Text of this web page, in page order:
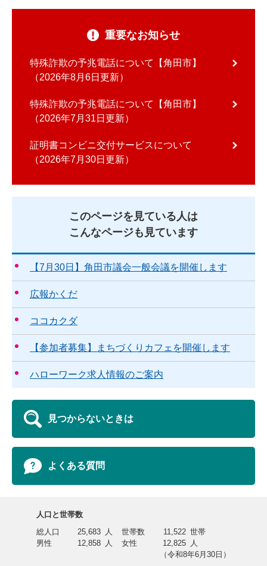
重要なお知らせ
特殊詐欺の予兆電話について【角田市】
2026年8月6日更新
特殊詐欺の予兆電話について【角田市】
2026年7月31日更新
証明書コンビニ交付サービスについて
2026年7月30日更新
このページを見ている人は
こんなページも見ています
【7月30日】角田市議会一般会議を開催します
広報かくだ
ココカクダ
【参加者募集】まちづくりカフェを開催します
ハローワーク求人情報のご案内
見つからないときは
よくある質問
人口と世帯数
総人口
25,683 人 世帯数 11,522 世帯
男性
12,858 人 女性 12,825 人
（令和8年6月30日）